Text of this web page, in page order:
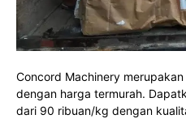
Concord Machinery
dengan harga termurah.
dari 90 ribuan/kg dengan